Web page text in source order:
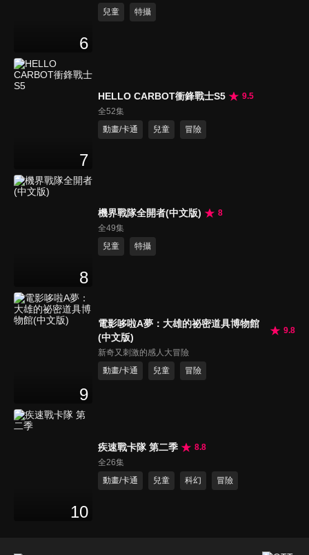
6
兒童
特攝
7
HELLO CARBOT衝鋒戰士S5
9.5
全52集
動畫/卡通
兒童 冒險
8
機界戰隊全開者(中文版)
8
全49集
兒童
特攝
9
電影哆啦A夢：大雄的祕密道具博物館
(中文版)
9.8
新奇又刺激的感人大冒險
動畫/卡通
兒童 冒險
10
疾速戰卡隊 第二季
8.8
全26集
動畫/卡通
兒童 科幻 冒險